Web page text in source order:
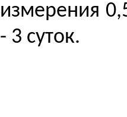
измерения
- 3 суток.